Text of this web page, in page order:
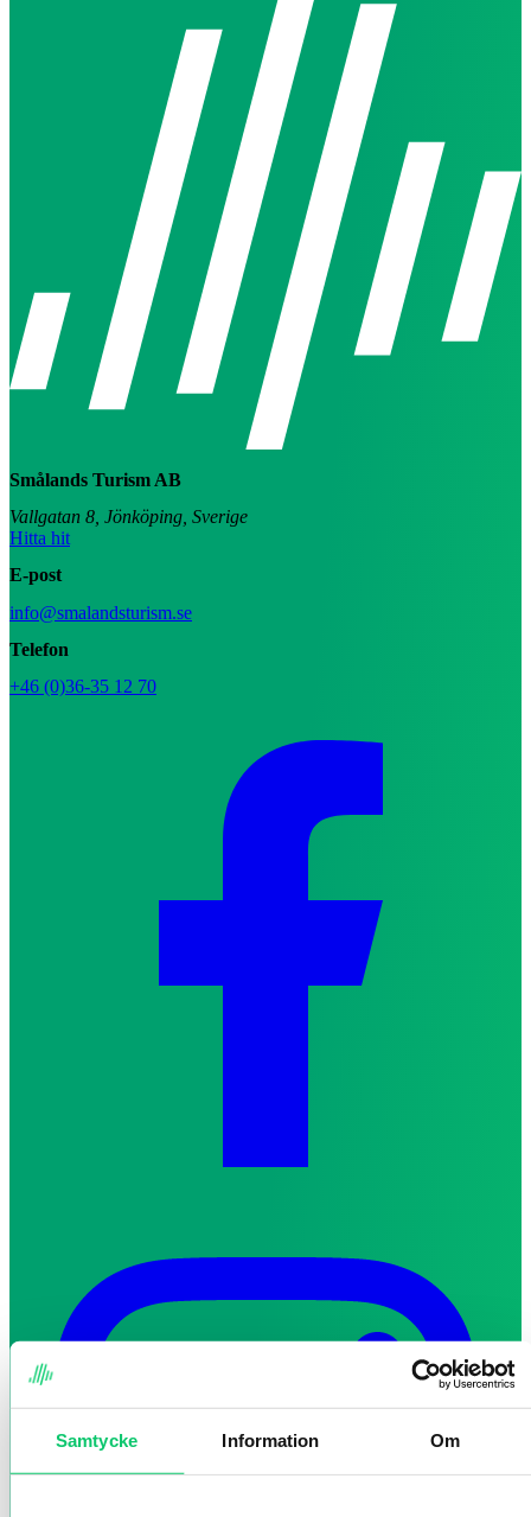
Samtycke Information Om
Smålands Turism AB
Vallgatan 8, Jönköping, Sverige
Hitta hit
E-post
info@smalandsturism.se
Telefon
+46 (0)36-35 12 70